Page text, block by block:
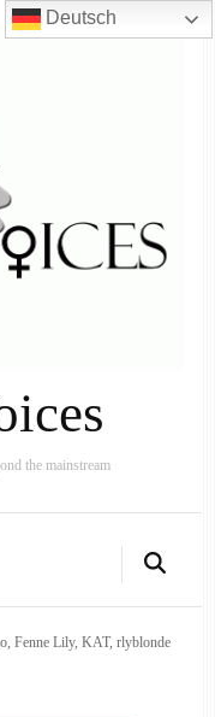
the mainstream
Fenne Lily, KAT, rlyblonde
Deutsch